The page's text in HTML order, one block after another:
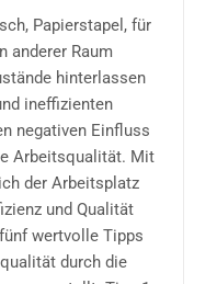
Papierstapel, für
anderer Raum
hinterlassen
ineffizienten
negativen Einfluss
Arbeitsqualität. Mit
der Arbeitsplatz
und Qualität
wertvolle Tipps
durch die